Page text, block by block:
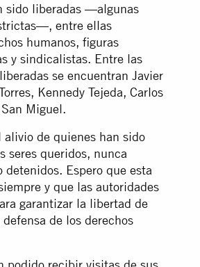
sido liberadas —algunas
entre ellas
humanos, figuras
y sindicalistas. Entre las
se encuentran Javier
Kennedy Tejeda, Carlos
Miguel.
de quienes han sido
seres queridos, nunca
detenidos. Espero que esta
y que las autoridades
garantizar la libertad de
de los derechos